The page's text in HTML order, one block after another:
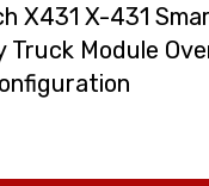
X431 X-431
Module